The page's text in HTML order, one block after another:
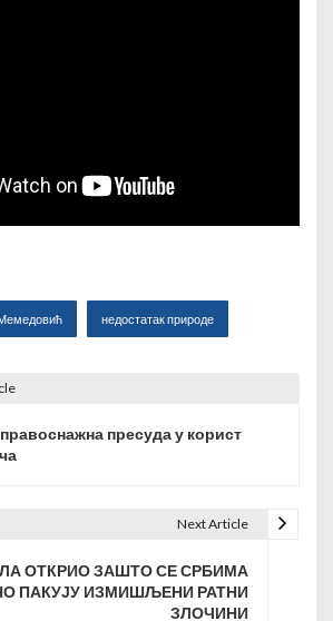
недостатак природе
пресуда у корист
Next Article
ОТКРИО ЗАШТО СЕ СРБИМА
ПАКУЈУ ИЗМИШЉЕНИ РАТНИ
ЗЛОЧИНИ